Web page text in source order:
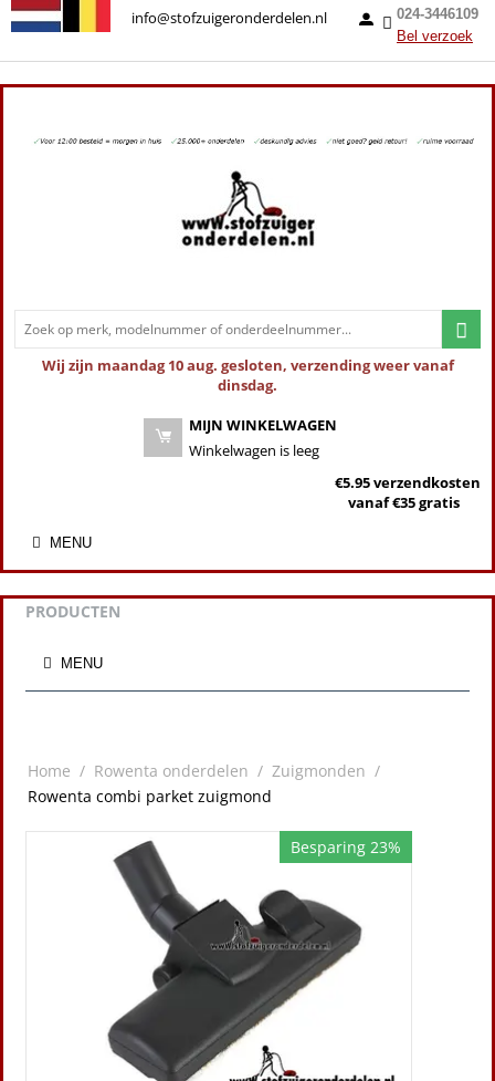
024-3446109
Bel verzoek
info@stofzuigeronderdelen.nl
Wij zijn maandag 10 aug. gesloten, verzending weer vanaf
dinsdag.
MIJN WINKELWAGEN
Winkelwagen is leeg
€5.95 verzendkosten
vanaf €35 gratis
MENU
PRODUCTEN
MENU
Home / Rowenta onderdelen / Zuigmonden /
Rowenta combi parket zuigmond
Besparing 23%